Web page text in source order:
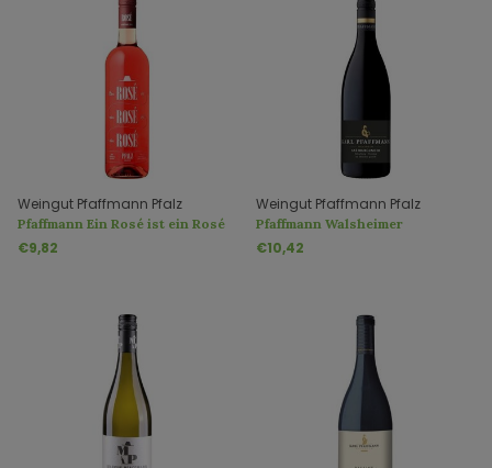
Weingut Pfaffmann Pfalz
Pfaffmann Ein Rosé ist ein Rosé
ist ein Rosé trocken
€9,82
Weingut Pfaffmann Pfalz
Pfaffmann Walsheimer
Silberberg Spätburgunder QbA
€10,42